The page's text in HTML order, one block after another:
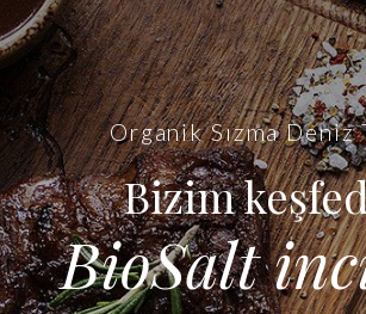
Bizim
BioSalt
Organik Sızma Deniz